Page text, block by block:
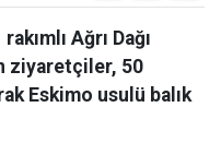
Ağrı Dağı
ziyaretçiler, 50
Eskimo usulü balık